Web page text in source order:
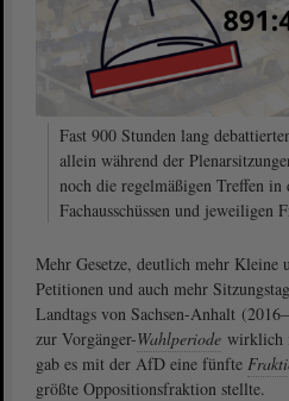
Fast 900 Stunden lang
allein während der
noch die regelmäßigen Treffen in
Fachausschüssen und jeweiligen
Mehr Gesetze, deutlich mehr Kleine
Petitionen und auch mehr
Landtags von Sachsen-Anhalt
zur Vorgänger-Wahlperiode wirklich
gab es mit der AfD eine fünfte
größte Oppositionsfraktion stellte.